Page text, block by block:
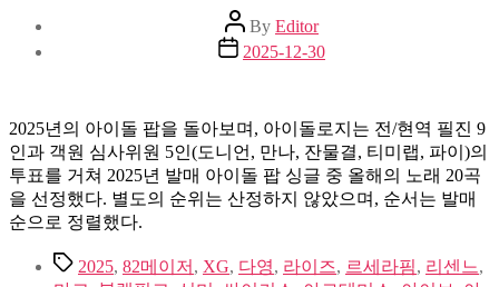
Post
author
By Editor
Post
date
2025-12-30
2025년의 아이돌 팝을 돌아보며, 아이돌로지는 전/현역 필진 9
인과 객원 심사위원 5인(도니언, 만나, 잔물결, 티미랩, 파이)의
투표를 거쳐 2025년 발매 아이돌 팝 싱글 중 올해의 노래 20곡
을 선정했다. 별도의 순위는 산정하지 않았으며, 순서는 발매
순으로 정렬했다.
Tags2025, 82메이저 , XG, 다영, 라이즈, 르세라핌, 리센느,